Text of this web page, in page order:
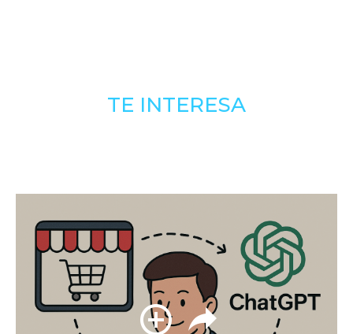
TE INTERESA